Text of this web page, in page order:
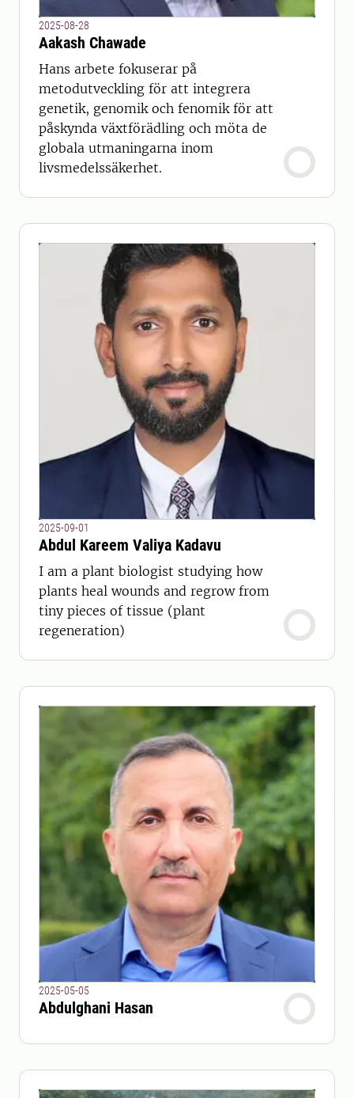
2025-08-28
Aakash Chawade
Hans arbete fokuserar på
metodutveckling för att integrera
genetik, genomik och fenomik för att
påskynda växtförädling och möta de
globala utmaningarna inom
livsmedelssäkerhet.
2025-09-01
Abdul Kareem Valiya Kadavu
I am a plant biologist studying how
plants heal wounds and regrow from
tiny pieces of tissue (plant
regeneration)
2025-05-05
Abdulghani Hasan